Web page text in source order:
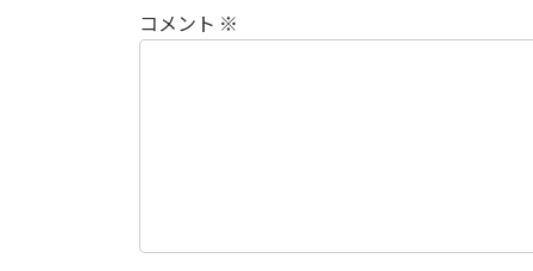
コメント ※